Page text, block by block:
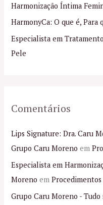
r
p
o
r
Harmonização Íntima
HarmonyCa: O que é, Para
Especialista em
Pele
Comentários
Lips Signature: Dra. Caru
Grupo Caru Moreno em
Especialista em
Moreno emProcedimentos
Grupo Caru Moreno -